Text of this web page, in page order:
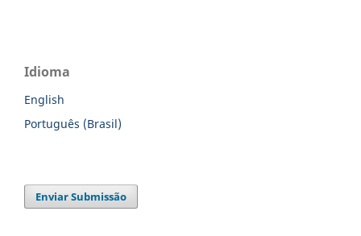
Idioma
English
Português (Brasil)
Enviar Submissão